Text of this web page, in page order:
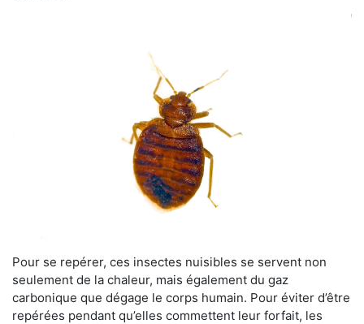
Pour se repérer, ces insectes nuisibles se servent non
seulement de la chaleur, mais également du gaz
carbonique que dégage le corps humain. Pour éviter d’être
repérées pendant qu’elles commettent leur forfait, les